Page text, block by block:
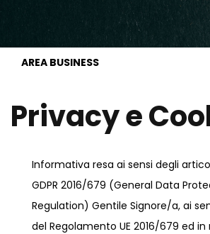
AREA BUSINESS
Privacy e
Informativa resa ai ​sensi degli
GDPR 2016/679​ ​(General Data
Regulation) Gentile Signore/a, ai
del Regolamento UE 2016/679 ed in